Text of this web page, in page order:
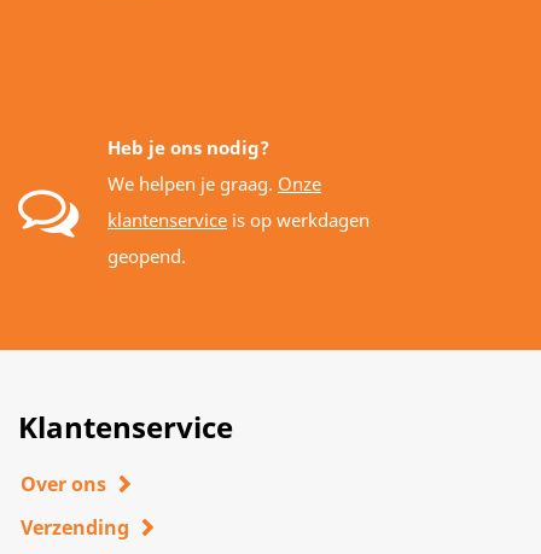
Heb je ons nodig?
We helpen je graag. Onze
klantenservice is op werkdagen
geopend.
Klantenservice
Over ons
Verzending